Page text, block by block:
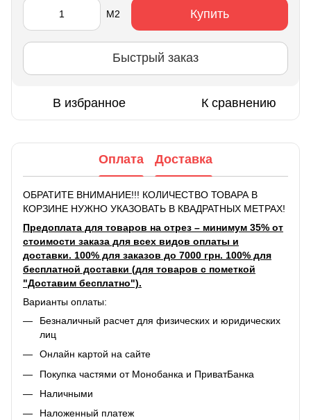
М2 Купить
Быстрый заказ
В избранное К сравнению
Оплата Доставка
ОБРАТИТЕ ВНИМАНИЕ!!! КОЛИЧЕСТВО ТОВАРА В
КОРЗИНЕ НУЖНО УКАЗОВАТЬ В КВАДРАТНЫХ МЕТРАХ!
Предоплата для товаров на отрез – минимум 35% от
стоимости заказа для всех видов оплаты и
доставки. 100% для заказов до 7000 грн. 100% для
бесплатной доставки (для товаров с пометкой
"Доставим бесплатно").
Варианты оплаты:
Безналичный расчет для физических и юридических
лиц
Онлайн картой на сайте
Покупка частями от Монобанка и ПриватБанка
Наличными
Наложенный платеж